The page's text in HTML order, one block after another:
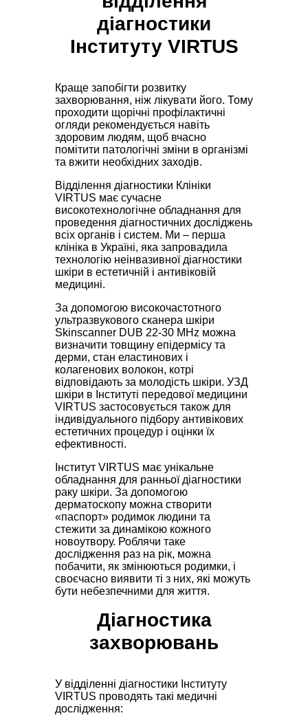
діагностики
Інституту VIRTUS
Краще запобігти розвитку
захворювання, ніж лікувати його. Тому
проходити щорічні профілактичні
огляди рекомендується навіть
здоровим людям, щоб вчасно
помітити патологічні зміни в організмі
та вжити необхідних заходів.
Відділення діагностики Клініки
VIRTUS має сучасне
високотехнологічне обладнання для
проведення діагностичних досліджень
всіх органів і систем. Ми – перша
клініка в Україні, яка запровадила
технологію неінвазивної діагностики
шкіри в естетичній і антивіковій
медицині.
За допомогою високочастотного
ультразвукового сканера шкіри
Skinscanner DUB 22-30 MHz можна
визначити товщину епідермісу та
дерми, стан еластинових і
колагенових волокон, котрі
відповідають за молодість шкіри. УЗД
шкіри в Інституті передової медицини
VIRTUS застосовується також для
індивідуального підбору антивікових
естетичних процедур і оцінки їх
ефективності.
Інститут VIRTUS має унікальне
обладнання для ранньої діагностики
раку шкіри. За допомогою
дерматоскопу можна створити
«паспорт» родимок людини та
стежити за динамікою кожного
новоутвору. Роблячи таке
дослідження раз на рік, можна
побачити, як змінюються родимки, і
своєчасно виявити ті з них, які можуть
бути небезпечними для життя.
Діагностика
захворювань
У відділенні діагностики Інституту
VIRTUS проводять такі медичні
дослідження: